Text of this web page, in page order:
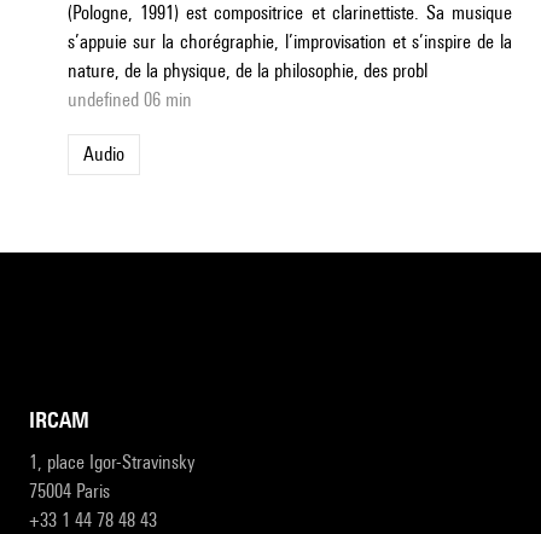
(Pologne, 1991) est compositrice et clarinettiste. Sa musique
s’appuie sur la chorégraphie, l’improvisation et s’inspire de la
nature, de la physique, de la philosophie, des probl
undefined 06 min
Audio
IRCAM
1, place Igor-Stravinsky
75004 Paris
+33 1 44 78 48 43